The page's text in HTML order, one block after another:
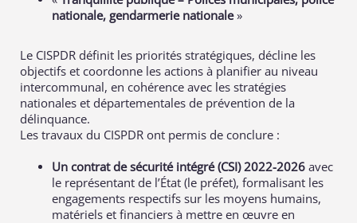
nationale, gendarmerie nationale»
Le CISPDR définit les priorités stratégiques, décline les
objectifs et coordonne les actions à planifier au niveau
intercommunal, en cohérence avec les stratégies
nationales et départementales de prévention de la
délinquance.
Les travaux du CISPDR ont permis de conclure :
Un contrat de sécurité intégré (CSI) 2022-2026 avec
le représentant de l’État (le préfet), formalisant les
engagements respectifs sur les moyens humains,
matériels et financiers à mettre en œuvre en